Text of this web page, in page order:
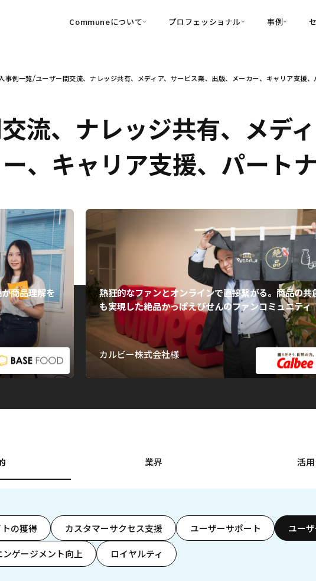
Communeについて
可視化
育成
・Commune Voice ・
信頼を醸成する信頼起点経営基盤
・Commune CRM（旧：
SuccessHub）
・Commune for Work
プロフェッショナル
・Customer-Led Growth
事例
導入事
事例一覧 ユーザー間交流、ナレッジ共有、メディア、サービス業、出版、メーカー、キャリア支援
流、ナレッジ共有、メデ
、キャリア支援、パート
商品理解を
熱狂的なファンとオンラインで直接繋がる。商品の共
も実現した絶品かっぱえびせんのファンコミュニティ
カルビー株式会社様
業界 活
の獲得 カスタマーサクセス支援 ユーザーサポート ユー
ンゲージメント向上 ロイヤルティ